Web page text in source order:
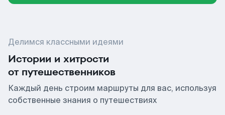
Делимся классными идеями
Истории и хитрости
от путешественников
Каждый день строим маршруты для вас, используя
собственные знания о путешествиях